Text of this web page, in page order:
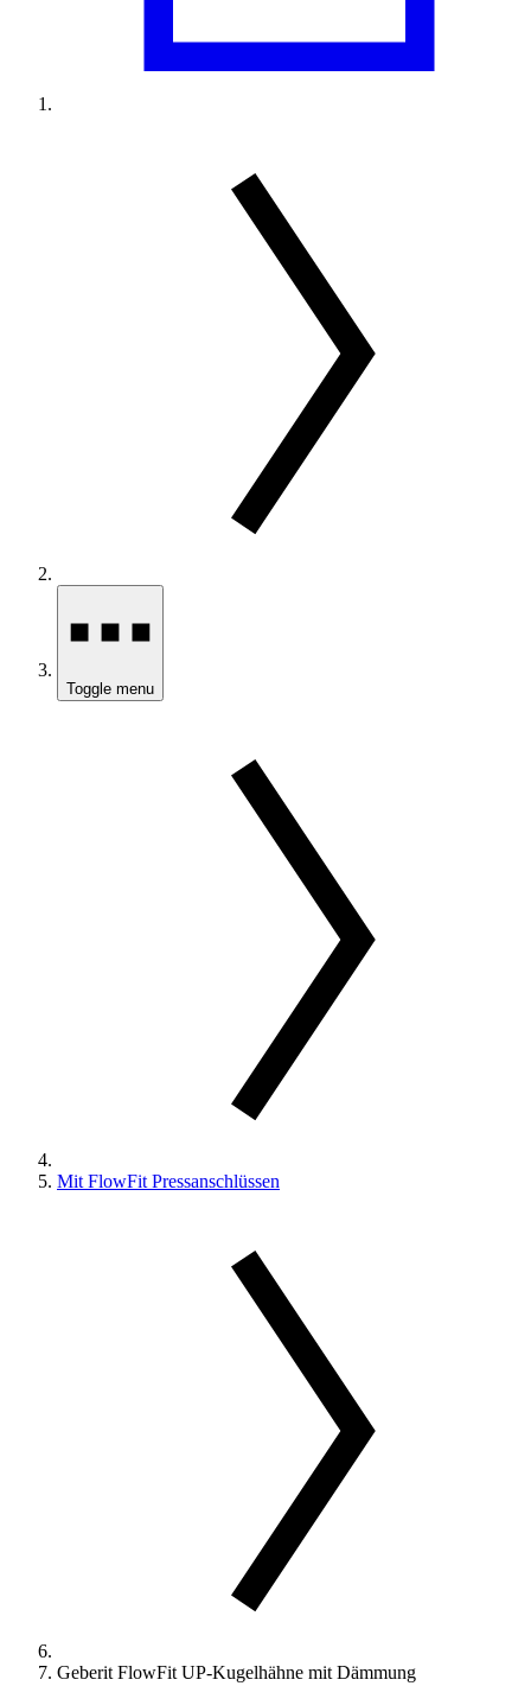
Toggle menu
Mit FlowFit Pressanschlüssen
Geberit FlowFit UP-Kugelhähne mit Dämmung